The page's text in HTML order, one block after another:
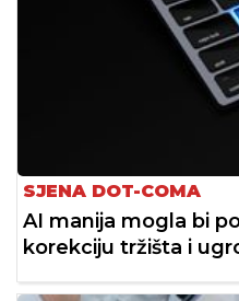
SJENA DOT-COMA
AI manija mogla bi
korekciju tržišta i